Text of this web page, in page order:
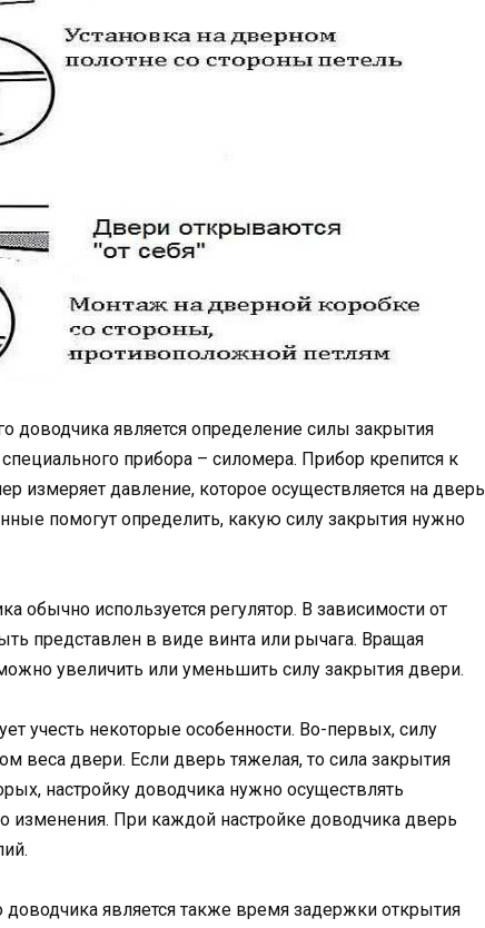
является определение силы закрытия
прибора – силомера. Прибор крепится к
измеряет давление, которое осуществляется на дверь
помогут определить, какую силу закрытия нужно
обычно используется регулятор. В зависимости от
представлен в виде винта или рычага. Вращая
увеличить или уменьшить силу закрытия двери.
учесть некоторые особенности. Во-первых, силу
веса двери. Если дверь тяжелая, то сила закрытия
настройку доводчика нужно осуществлять
изменения. При каждой настройке доводчика дверь
является также время задержки открытия